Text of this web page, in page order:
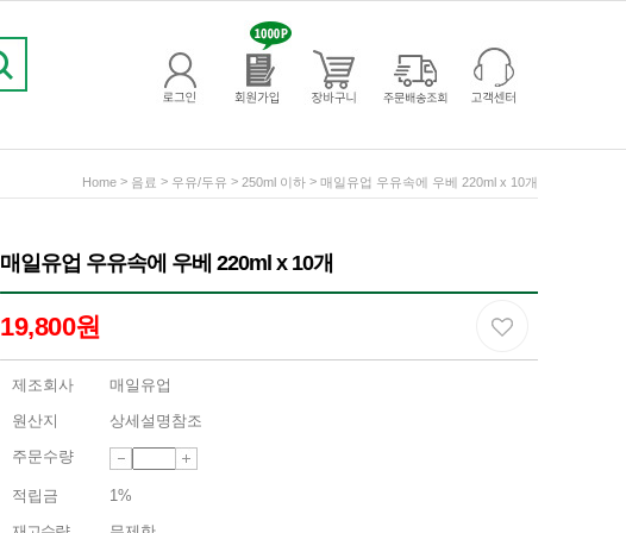
Home > 음료 > 우유/두유 > 250ml 이하 > 매일유업 우유속에 우베 220ml x 10개
매일유업 우유속에 우베 220ml x 10개
19,800원
제조회사
매일유업
원산지
상세설명참조
주문수량
적립금
1%